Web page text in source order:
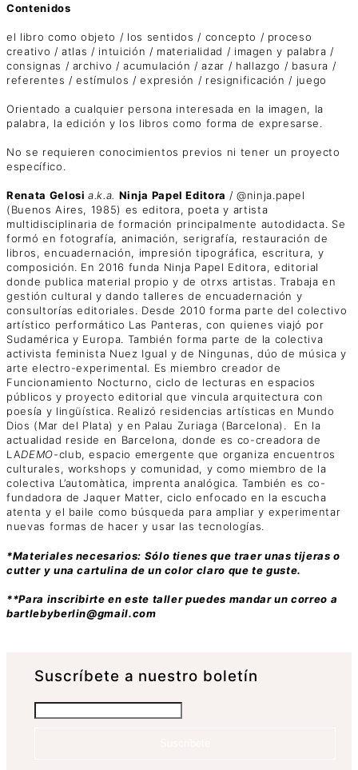
Contenidos
el libro como objeto / los sentidos / concepto / proceso
creativo / atlas / intuición / materialidad / imagen y palabra /
consignas / archivo / acumulación / azar / hallazgo / basura /
referentes / estímulos / expresión / resignificación / juego
Orientado a cualquier persona interesada en la imagen, la
palabra, la edición y los libros como forma de expresarse.
No se requieren conocimientos previos ni tener un proyecto
específico.
Renata Gelosia.k.a. Ninja Papel Editora / @ninja.papel
(Buenos Aires, 1985) es editora, poeta y artista
multidisciplinaria de formación principalmente autodidacta. Se
formó en fotografía, animación, serigrafía, restauración de
libros, encuadernación, impresión tipográfica, escritura, y
composición. En 2016 funda Ninja Papel Editora, editorial
donde publica material propio y de otrxs artistas. Trabaja en
gestión cultural y dando talleres de encuadernación y
consultorías editoriales. Desde 2010 forma parte del colectivo
artístico performático Las Panteras, con quienes viajó por
Sudamérica y Europa. También forma parte de la colectiva
activista feminista Nuez Igual y de Ningunas, dúo de música y
arte electro-experimental. Es miembro creador de
Funcionamiento Nocturno, ciclo de lecturas en espacios
públicos y proyecto editorial que vincula arquitectura con
poesía y lingüística. Realizó residencias artísticas en Mundo
Dios (Mar del Plata) y en Palau Zuriaga (Barcelona). En la
actualidad reside en Barcelona, donde es co-creadora de
LADEMO-club, espacio emergente que organiza encuentros
culturales, workshops y comunidad, y como miembro de la
colectiva L’automàtica, imprenta analógica. También es co-
fundadora de Jaquer Matter, ciclo enfocado en la escucha
atenta y el baile como búsqueda para ampliar y experimentar
nuevas formas de hacer y usar las tecnologías.
*Materiales necesarios: Sólo tienes que traer unas tijeras o
cutter y una cartulina de un color claro que te guste.
**Para inscribirte en este taller puedes mandar un correo a
bartlebyberlin@gmail.com
Suscrí­bete a nuestro boletín